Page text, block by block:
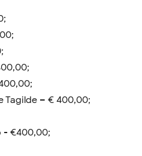
Tagilde – € 400,00;
- €400,00;